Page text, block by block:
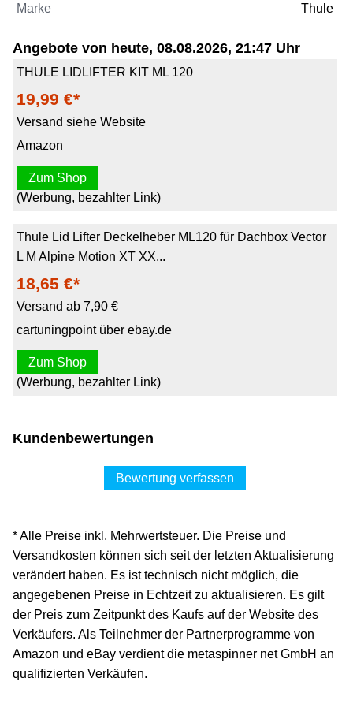
Marke
Thule
Angebote von heute, 08.08.2026, 21:47 Uhr
THULE LIDLIFTER KIT ML 120
19,99 €*
Versand siehe Website
Amazon
Zum Shop
(Werbung, bezahlter Link)
Thule Lid Lifter Deckelheber ML120 für Dachbox Vector
L M Alpine Motion XT XX...
18,65 €*
Versand ab 7,90 €
cartuningpoint über ebay.de
Zum Shop
(Werbung, bezahlter Link)
Kundenbewertungen
Bewertung verfassen
* Alle Preise inkl. Mehrwertsteuer. Die Preise und
Versandkosten können sich seit der letzten Aktualisierung
verändert haben. Es ist technisch nicht möglich, die
angegebenen Preise in Echtzeit zu aktualisieren. Es gilt
der Preis zum Zeitpunkt des Kaufs auf der Website des
Verkäufers. Als Teilnehmer der Partnerprogramme von
Amazon und eBay verdient die metaspinner net GmbH an
qualifizierten Verkäufen.